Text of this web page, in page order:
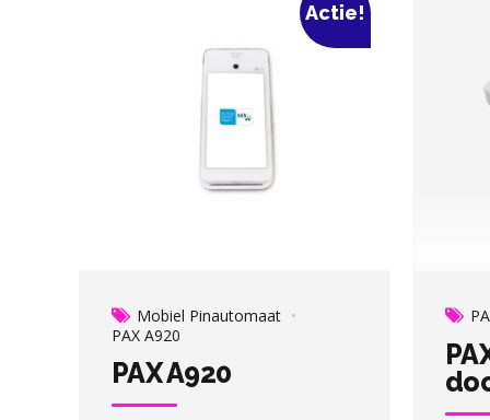
Actie!
Mobiel Pinautomaat
PAX A920
PAX A920